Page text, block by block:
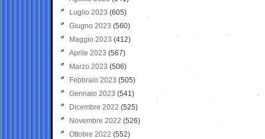
Luglio 2023 (605)
Giugno 2023 (560)
Maggio 2023 (412)
Aprile 2023 (567)
Marzo 2023 (506)
Febbraio 2023 (505)
Gennaio 2023 (541)
Dicembre 2022 (525)
Novembre 2022 (526)
Ottobre 2022 (552)